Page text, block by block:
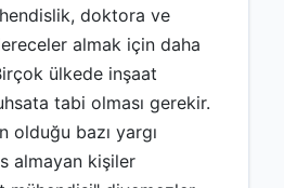
doktora ve
almak için daha
ülkede inşaat
tabi olması gerekir.
olduğu bazı yargı
almayan kişiler